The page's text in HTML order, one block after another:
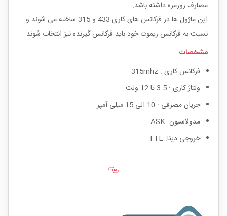
مصارف روزمره داشته باشد.
این ماژول ها در فرکانس های کاری 433 و 315 ساخته می شوند و
نسبت به فرکانس ریموت خود باید فرکانس گیرنده نیز انتخاب شوند.
مشخصات
فرکانس کاری : 315mhz
ولتاژ کاری : 3.5 تا 12 ولت
جریان مصرفی : 10 الی 15 میلی آمپر
مدولاسیون: ASK
خروجی دیتا: TTL